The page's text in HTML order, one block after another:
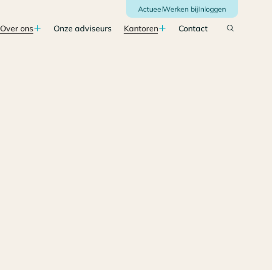
Inloggen
Werken bij
Actueel
Contact
Kantoren
Onze adviseurs
Over ons